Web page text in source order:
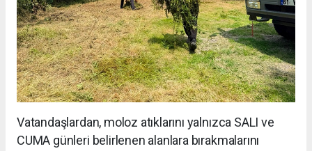
Vatandaşlardan, moloz atıklarını yalnızca SALI ve
CUMA günleri belirlenen alanlara bırakmalarını